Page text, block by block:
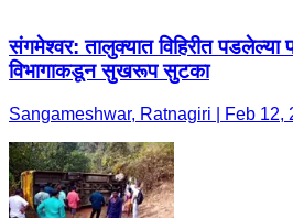
संगमेश्वर: तालुक्यात विहिरीत पडलेल्या
विभागाकडून सुखरूप सुटका
Sangameshwar, Ratnagiri | Feb 12,